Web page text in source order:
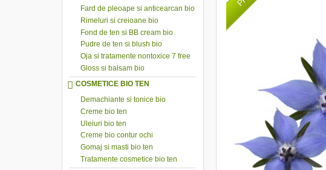
Fard de pleoape si anticearcan bio
Rimeluri si creioane bio
Fond de ten si BB cream bio
Pudre de ten si blush bio
Oja si tratamente nontoxice 7 free
Gloss si balsam bio
COSMETICE BIO TEN
Demachiante si tonice bio
Creme bio ten
Uleiuri bio ten
Creme bio contur ochi
Gomaj si masti bio ten
Tratamente cosmetice bio ten